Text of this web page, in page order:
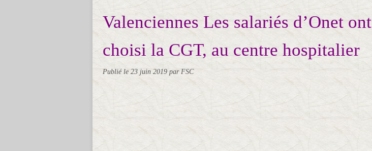
Valenciennes Les salariés d’Onet ont
choisi la CGT, au centre hospitalier
Publié le 23 juin 2019 par FSC